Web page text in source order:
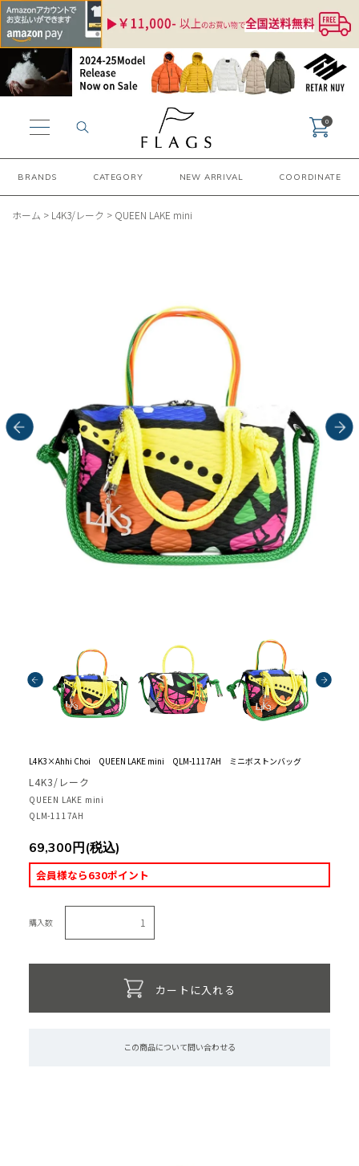
BRANDS CATEGORY NEW ARRIVAL COORDINATE
0
ホーム > L4K3/レーク > QUEEN LAKE mini
L4K3×Ahhi Choi QUEEN LAKE mini QLM-1117AH ミニボストンバッグ
L4K3/レーク
QUEEN LAKE mini
QLM-1117AH
69,300円(税込)
会員様なら630ポイント
購入数
カートに入れる
この商品について問い合わせる